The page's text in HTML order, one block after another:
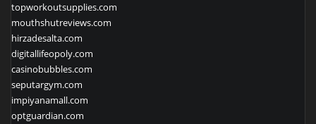
topworkoutsupplies.com
mouthshutreviews.com
hirzadesalta.com
digitallifeopoly.com
casinobubbles.com
seputargym.com
impiyanamall.com
optguardian.com